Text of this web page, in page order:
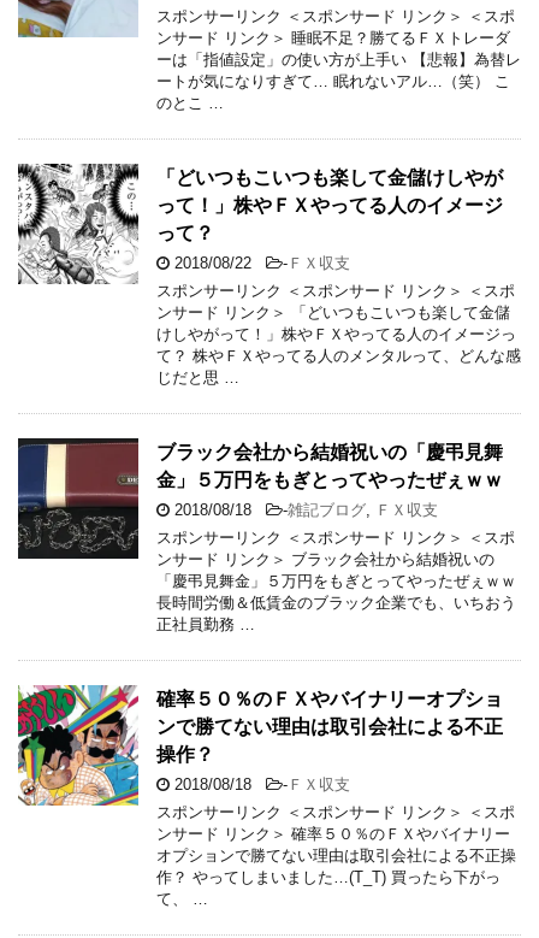
スポンサーリンク ＜スポンサード リンク＞ ＜スポ
ンサード リンク＞ 睡眠不足？勝てるＦＸトレーダ
ーは「指値設定」の使い方が上手い 【悲報】為替レ
ートが気になりすぎて… 眠れないアル…（笑） こ
のとこ …
「どいつもこいつも楽して金儲けしやが
って！」株やＦＸやってる人のイメージ
って？
2018/08/22 - ＦＸ収支
スポンサーリンク ＜スポンサード リンク＞ ＜スポ
ンサード リンク＞ 「どいつもこいつも楽して金儲
けしやがって！」株やＦＸやってる人のイメージっ
て？ 株やＦＸやってる人のメンタルって、どんな感
じだと思 …
ブラック会社から結婚祝いの「慶弔見舞
金」５万円をもぎとってやったぜぇｗｗ
2018/08/18 -雑記ブログ, ＦＸ収支
スポンサーリンク ＜スポンサード リンク＞ ＜スポ
ンサード リンク＞ ブラック会社から結婚祝いの
「慶弔見舞金」５万円をもぎとってやったぜぇｗｗ
長時間労働＆低賃金のブラック企業でも、いちおう
正社員勤務 …
確率５０％のＦＸやバイナリーオプショ
ンで勝てない理由は取引会社による不正
操作？
2018/08/18 - ＦＸ収支
スポンサーリンク ＜スポンサード リンク＞ ＜スポ
ンサード リンク＞ 確率５０％のＦＸやバイナリー
オプションで勝てない理由は取引会社による不正操
作？ やってしまいました…(T_T) 買ったら下がっ
て、 …